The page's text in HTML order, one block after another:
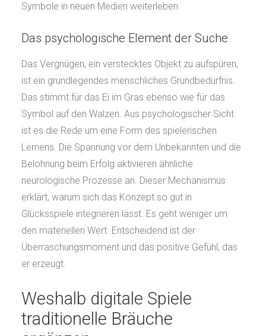
Symbole in neuen Medien weiterleben.
Das psychologische Element der Suche
Das Vergnügen, ein verstecktes Objekt zu aufspüren,
ist ein grundlegendes menschliches Grundbedürfnis.
Das stimmt für das Ei im Gras ebenso wie für das
Symbol auf den Walzen. Aus psychologischer Sicht
ist es die Rede um eine Form des spielerischen
Lernens. Die Spannung vor dem Unbekannten und die
Belohnung beim Erfolg aktivieren ähnliche
neurologische Prozesse an. Dieser Mechanismus
erklärt, warum sich das Konzept so gut in
Glücksspiele integrieren lässt. Es geht weniger um
den materiellen Wert. Entscheidend ist der
Überraschungsmoment und das positive Gefühl, das
er erzeugt.
Weshalb digitale Spiele
traditionelle Bräuche